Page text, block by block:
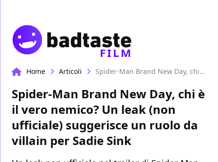
FILM
Home Articoli Spider-Man Brand New Day, chi è il vero nemico? Un leak (non ufficiale) suggerisce un ruolo da villain per Sadie Sink
Spider-Man Brand New Day, chi è
il vero nemico? Un leak (non
ufficiale) suggerisce un ruolo da
villain per Sadie Sink